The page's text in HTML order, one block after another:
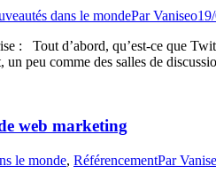
dans le mondeParVaniseo
: Tout d’abord, qu’est-ce que
un peu comme des salles de
web marketing
le monde, RéférencementPar